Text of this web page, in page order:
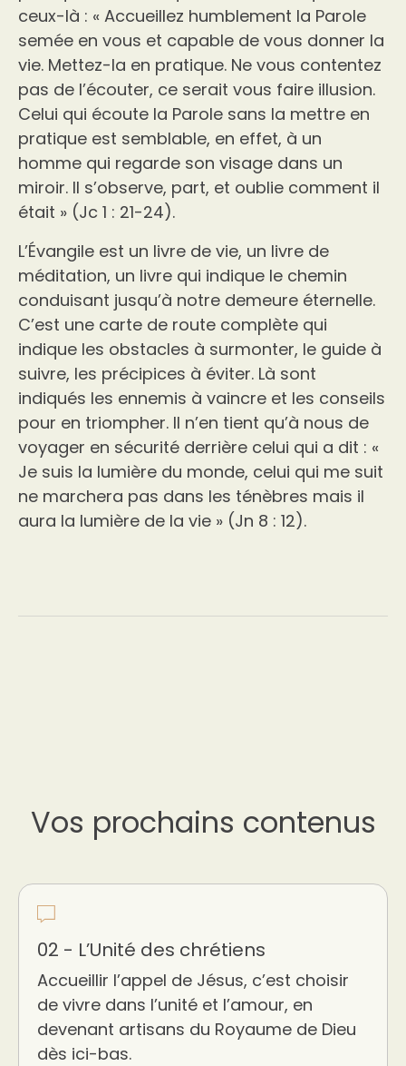
ceux-là : « Accueillez humblement la Parole
semée en vous et capable de vous donner la
vie. Mettez-la en pratique. Ne vous contentez
pas de l’écouter, ce serait vous faire illusion.
Celui qui écoute la Parole sans la mettre en
pratique est semblable, en effet, à un
homme qui regarde son visage dans un
miroir. Il s’observe, part, et oublie comment il
était » (Jc 1 : 21-24).
L’Évangile est un livre de vie, un livre de
méditation, un livre qui indique le chemin
conduisant jusqu’à notre demeure éternelle.
C’est une carte de route complète qui
indique les obstacles à surmonter, le guide à
suivre, les précipices à éviter. Là sont
indiqués les ennemis à vaincre et les conseils
pour en triompher. Il n’en tient qu’à nous de
voyager en sécurité derrière celui qui a dit : «
Je suis la lumière du monde, celui qui me suit
ne marchera pas dans les ténèbres mais il
aura la lumière de la vie » (Jn 8 : 12).
Vos prochains contenus
02 - L’Unité des chrétiens
Accueillir l’appel de Jésus, c’est choisir
de vivre dans l’unité et l’amour, en
devenant artisans du Royaume de Dieu
dès ici-bas.